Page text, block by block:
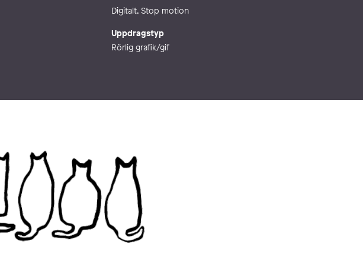
Digitalt, Stop motion
Uppdragstyp
Rörlig grafik/gif